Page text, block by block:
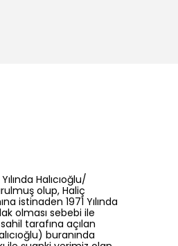
Halıcıoğlu/
olup, Haliç
istinaden 1971 Yılında
olması sebebi ile
tarafına açılan
buranında